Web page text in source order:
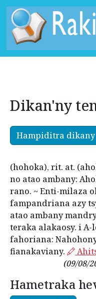
Dikan'ny
Hampiditra
(hohoka), rit. at.
no atao ambany:
rano. ~ Enti-milaza
fampandriana azy
atao ambany
teraka alakaosy. i
fahoriana:
fianakaviany.
(09/08/
Hametraka